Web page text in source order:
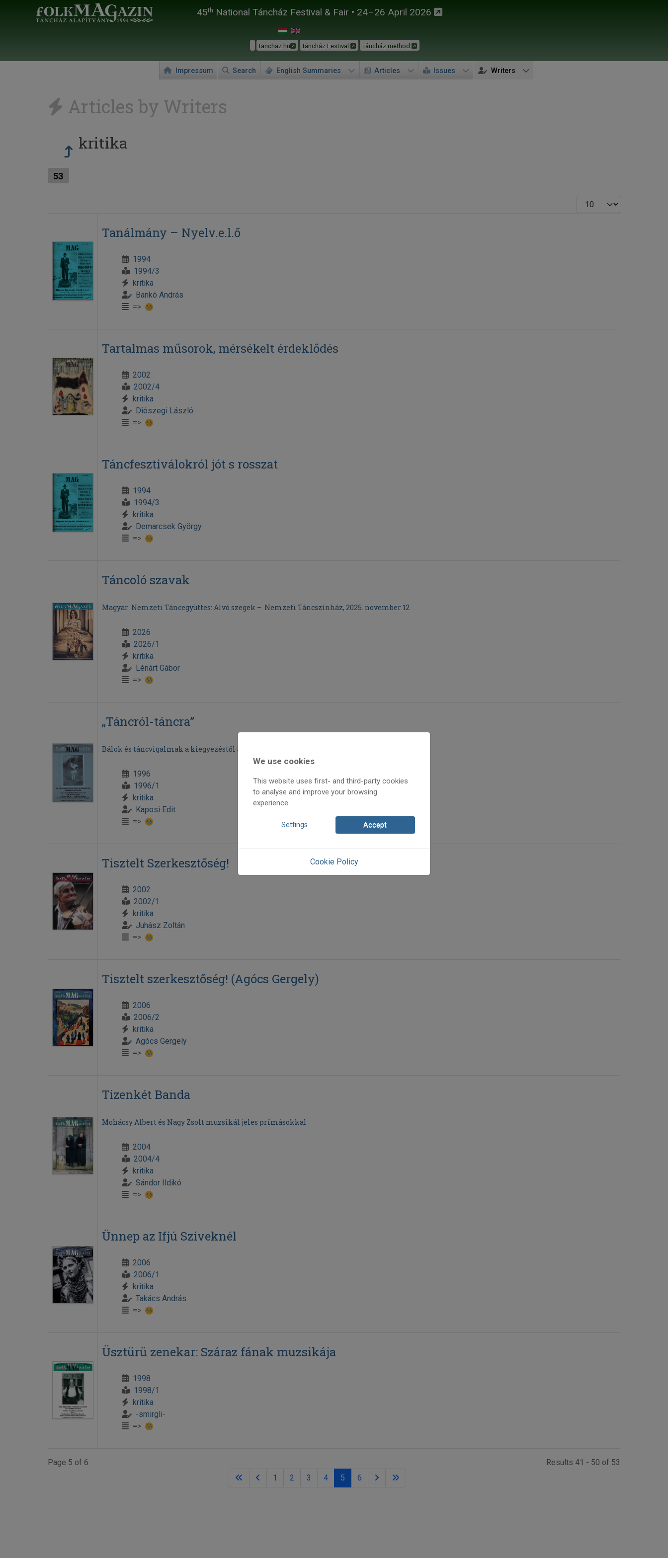
45th National Táncház Festival & Fair • 24–26 April 2026
tanchaz.hu Táncház Festival Táncház method
Impressum Search English Summaries Articles Issues Writers
Articles by Writers
kritika
53
Display #
Tanálmány – Nyelv.e.l.ő
1994
1994/3
kritika
Bankó András
=>
Tartalmas műsorok, mérsékelt érdeklődés
2002
2002/4
kritika
Diószegi László
=>
Táncfesztiválokról jót s rosszat
1994
1994/3
kritika
Demarcsek György
=>
Táncoló szavak
Magyar Nemzeti Táncegyüttes: Alvó szegek – Nemzeti Táncszínház, 2025. november 12.
2026
2026/1
kritika
Lénárt Gábor
=>
„Táncról-táncra”
Bálok és táncvigalmak a kiegyezéstől a 40-es évekig
1996
1996/1
kritika
Kaposi Edit
=>
Tisztelt Szerkesztőség!
2002
2002/1
kritika
Juhász Zoltán
=>
Tisztelt szerkesztőség! (Agócs Gergely)
2006
2006/2
kritika
Agócs Gergely
=>
Tizenkét Banda
Mohácsy Albert és Nagy Zsolt muzsikál jeles prímásokkal
2004
2004/4
kritika
Sándor Ildikó
=>
Ünnep az Ifjú Szíveknél
2006
2006/1
kritika
Takács András
=>
Üsztürü zenekar: Száraz fának muzsikája
1998
1998/1
kritika
-smirgli-
=>
Page 5 of 6
1
2 3 4 5 6
Results 41 - 50 of 53
We use cookies
This website uses first- and third-party cookies
to analyse and improve your browsing
experience.
Settings Accept
Cookie Policy